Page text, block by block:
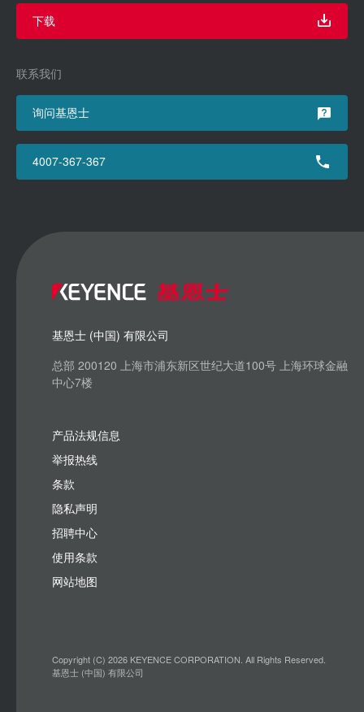
下载
联系我们
询问基恩士
4007-367-367
基恩士 (中国) 有限公司
总部 200120 上海市浦东新区世纪大道100号 上海环球金融
中心7楼
产品法规信息
举报热线
条款
隐私声明
招聘中心
使用条款
网站地图
Copyright (C) 2026 KEYENCE CORPORATION. All Rights Reserved.
基恩士 (中国) 有限公司